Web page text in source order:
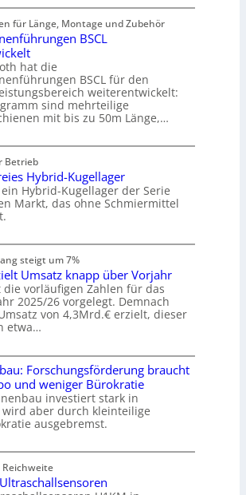
für Länge, Montage und Zubehör
BSCL
hat die
BSCL für den
weiterentwickelt:
sind mehrteilige
mit bis zu 50m Länge,…
Betrieb
Hybrid-Kugellager
Hybrid-Kugellager der Serie
Markt, das ohne Schmiermittel
steigt um 7%
Umsatz knapp über Vorjahr
vorläufigen Zahlen für das
2025/26 vorgelegt. Demnach
von 4,3Mrd.€ erzielt, dieser
etwa…
Forschungsförderung braucht
und weniger Bürokratie
investiert stark in
wird aber durch kleinteilige
ausgebremst.